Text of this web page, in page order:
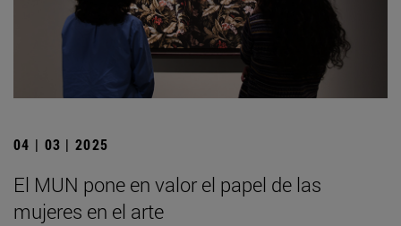
04 | 03 | 2025
El MUN pone en valor el papel de las
mujeres en el arte